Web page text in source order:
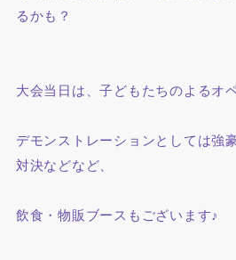
るかも？
大会当日は、子どもたちのよるオ
デモンストレーションとしては強
対決などなど、
飲食・物販ブースもございます♪